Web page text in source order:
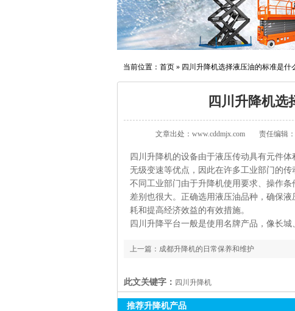
当前位置： 首页 » 四川升降机选择液压油的标准是什
四川升降机选
文章出处：www.cddmjx.com 责任编辑
四川升降机的设备由于液压传动具有元件
无级变速等优点，因此在许多工业部门的传
不同工业部门由于升降机使用要求、操作
差别也很大。正确选用液压油品种，确保
耗和提高经济效益的有效措施。
四川升降平台一般是使用名牌产品，像长城
上一篇： 成都升降机的日常保养和维护
此文关键字： 四川升降机
推荐升降机产品